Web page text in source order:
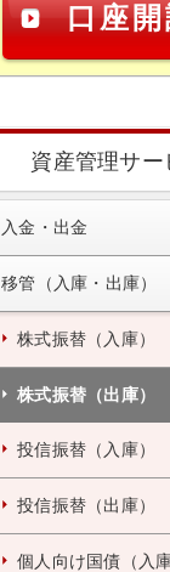
口座
資産管理サー
入金・出金
移管（入庫・出庫）
株式振替（入庫）
株式振替（出庫）
投信振替（入庫）
投信振替（出庫）
個人向け国債（入庫